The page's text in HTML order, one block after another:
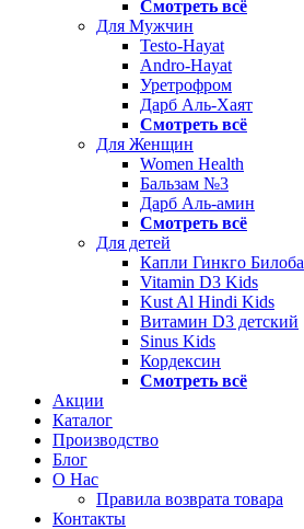
Смотреть всё
Для Мужчин
Testo-Hayat
Andro-Hayat
Уретрофром
Дарб Аль-Хаят
Смотреть всё
Для Женщин
Women Health
Бальзам №3
Дарб Аль-амин
Смотреть всё
Для детей
Капли Гинкго Билоба
Vitamin D3 Kids
Kust Al Hindi Kids
Витамин D3 детский
Sinus Kids
Кордексин
Смотреть всё
Акции
Каталог
Производство
Блог
О Нас
Правила возврата товара
Контакты